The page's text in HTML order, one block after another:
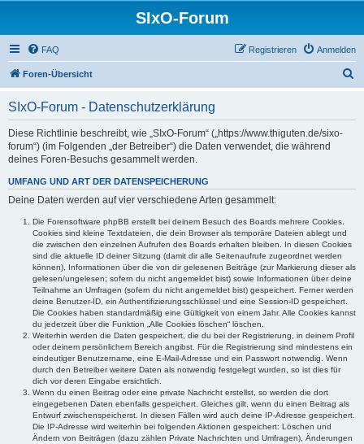
SIxO-Forum
FAQ Anmelden
Registrieren
Foren-Übersicht
SIxO-Forum - Datenschutzerklärung
Diese Richtlinie beschreibt, wie „SIxO-Forum“ („https://www.thiguten.de/sixo-
forum“) (im Folgenden „der Betreiber“) die Daten verwendet, die während
deines Foren-Besuchs gesammelt werden.
UMFANG UND ART DER DATENSPEICHERUNG
Deine Daten werden auf vier verschiedene Arten gesammelt:
Die Forensoftware phpBB erstellt bei deinem Besuch des Boards mehrere Cookies.
Cookies sind kleine Textdateien, die dein Browser als temporäre Dateien ablegt und
die zwischen den einzelnen Aufrufen des Boards erhalten bleiben. In diesen Cookies
sind die aktuelle ID deiner Sitzung (damit dir alle Seitenaufrufe zugeordnet werden
können), Informationen über die von dir gelesenen Beiträge (zur Markierung dieser als
gelesen/ungelesen; sofern du nicht angemeldet bist) sowie Informationen über deine
Teilnahme an Umfragen (sofern du nicht angemeldet bist) gespeichert. Ferner werden
deine Benutzer-ID, ein Authentifizierungsschlüssel und eine Session-ID gespeichert.
Die Cookies haben standardmäßig eine Gültigkeit von einem Jahr. Alle Cookies kannst
du jederzeit über die Funktion „Alle Cookies löschen“ löschen.
Weiterhin werden die Daten gespeichert, die du bei der Registrierung, in deinem Profil
oder deinem persönlichem Bereich angibst. Für die Registrierung sind mindestens ein
eindeutiger Benutzername, eine E-Mail-Adresse und ein Passwort notwendig. Wenn
durch den Betreiber weitere Daten als notwendig festgelegt wurden, so ist dies für
dich vor deren Eingabe ersichtlich.
Wenn du einen Beitrag oder eine private Nachricht erstellst, so werden die dort
eingegebenen Daten ebenfalls gespeichert. Gleiches gilt, wenn du einen Beitrag als
Entwurf zwischenspeicherst. In diesen Fällen wird auch deine IP-Adresse gespeichert.
Die IP-Adresse wird weiterhin bei folgenden Aktionen gespeichert: Löschen und
Ändern von Beiträgen (dazu zählen Private Nachrichten und Umfragen), Änderungen